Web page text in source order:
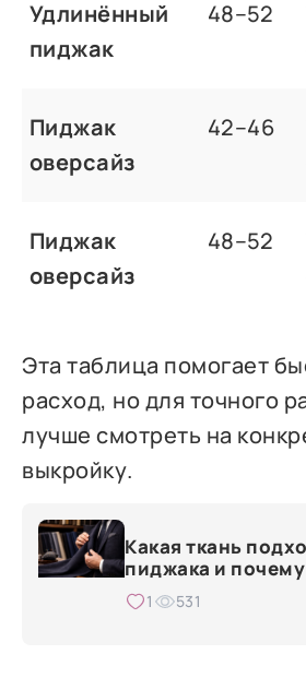
Удлинённый
пиджак
48–52
Пиджак
оверсайз
42–46
Пиджак
оверсайз
48–52
Эта таблица помогает
расход, но для точного
лучше смотреть на
выкройку.
Какая ткань
пиджака и почему
1 531